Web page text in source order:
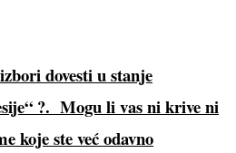
dovesti u stanje
?. Mogu li vas ni krive ni
koje ste već odavno